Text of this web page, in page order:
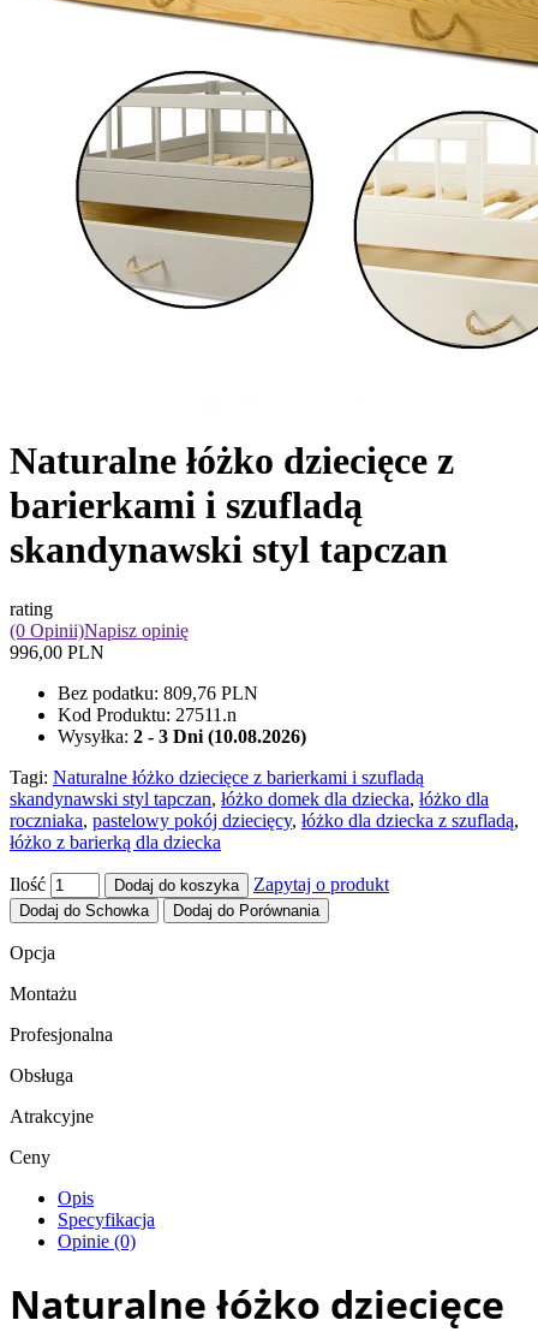
Naturalne łóżko dziecięce z
barierkami i szufladą
skandynawski styl tapczan
rating
(0 Opinii)Napisz opinię
996,00 PLN
Bez podatku: 809,76 PLN
Kod Produktu: 27511.n
Wysyłka: 2 - 3 Dni (10.08.2026)
Tagi: Naturalne łóżko dziecięce z barierkami i szufladą
skandynawski styl tapczan, łóżko domek dla dziecka, łóżko dla
roczniaka, pastelowy pokój dziecięcy, łóżko dla dziecka z szufladą,
łóżko z barierką dla dziecka
Ilość Dodaj do koszyka Zapytaj o produkt
Dodaj do Schowka Dodaj do Porównania
Opcja
Montażu
Profesjonalna
Obsługa
Atrakcyjne
Ceny
Opis
Specyfikacja
Opinie (0)
Naturalne łóżko dziecięce